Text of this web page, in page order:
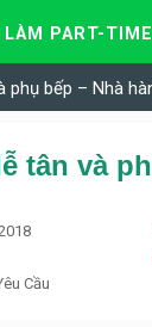
LÀM PART-TIME
bếp – Nhà
Cầu